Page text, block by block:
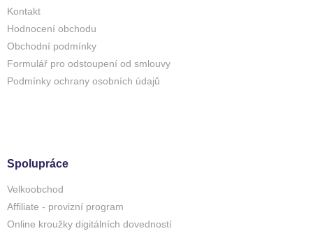
Kontakt
Hodnocení obchodu
Obchodní podmínky
Formulář pro odstoupení od smlouvy
Podmínky ochrany osobních údajů
Spolupráce
Velkoobchod
Affiliate - provizní program
Online kroužky digitálních dovedností